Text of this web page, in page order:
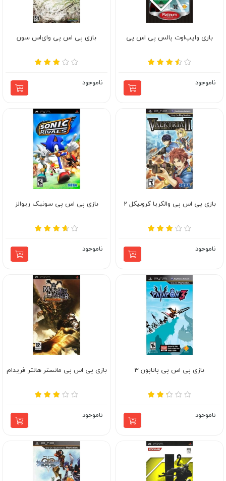
بازی وایپ‌اوت پالس پی اس پی
ناموجود
بازی پی اس پی وای‌اس سون
ناموجود
بازی پی اس پی والکریا کرونیکل 2
ناموجود
بازی پی اس پی سونیک ریوالز
ناموجود
بازی پی اس پی پاتاپون 3
ناموجود
بازی پی اس پی مانستر هانتر فریدام
ناموجود